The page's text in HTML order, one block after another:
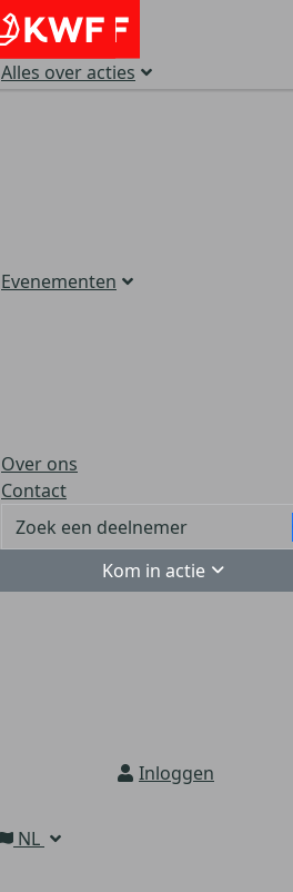
Alles over acties
Evenementen
Over ons
Contact
Kom in actie
Inloggen
NL